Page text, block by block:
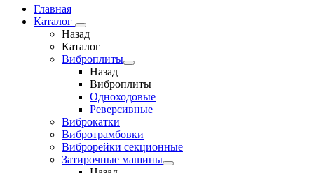
Главная
Каталог
Назад
Каталог
Виброплиты
Назад
Виброплиты
Одноходовые
Реверсивные
Виброкатки
Вибротрамбовки
Виброрейки секционные
Затирочные машины